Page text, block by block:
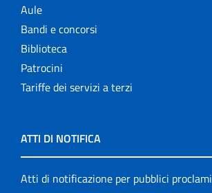
Aule
Bandi e concorsi
Biblioteca
Patrocini
Tariffe dei servizi a terzi
ATTI DI NOTIFICA
Atti di notificazione per pubblici proclami